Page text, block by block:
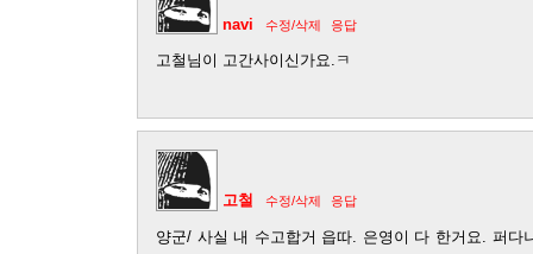
navi 수정/삭제 응답
고철님이 고간사이신가요.ㅋ
고철 수정/삭제 응답
양군/ 사실 내 수고합거 읍따. 은영이 다 한거요. 퍼다